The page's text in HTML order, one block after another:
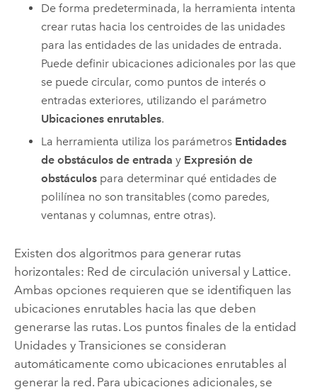
De forma predeterminada, la herramienta intenta
crear rutas hacia los centroides de las unidades
para las entidades de las unidades de entrada.
Puede definir ubicaciones adicionales por las que
se puede circular, como puntos de interés o
entradas exteriores, utilizando el parámetro
Ubicaciones enrutables.
La herramienta utiliza los parámetros Entidades
de obstáculos de entrada y Expresión de
obstáculos para determinar qué entidades de
polilínea no son transitables (como paredes,
ventanas y columnas, entre otras).
Existen dos algoritmos para generar rutas
horizontales: Red de circulación universal y Lattice.
Ambas opciones requieren que se identifiquen las
ubicaciones enrutables hacia las que deben
generarse las rutas. Los puntos finales de la entidad
Unidades y Transiciones se consideran
automáticamente como ubicaciones enrutables al
generar la red. Para ubicaciones adicionales, se